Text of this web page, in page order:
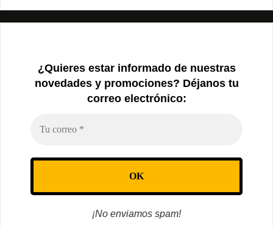
¿Quieres estar informado de nuestras
novedades y promociones? Déjanos tu
correo electrónico:
¡No enviamos spam!